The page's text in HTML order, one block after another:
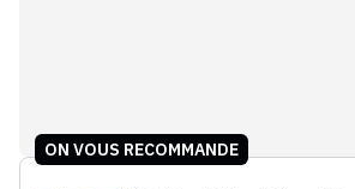
ON VOUS RECOMMANDE